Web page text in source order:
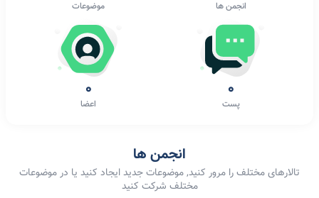
انجمن ها موضوعات
0
پست
0
اعضا
انجمن ها
تالارهای مختلف را مرور کنید, موضوعات جدید ایجاد کنید یا در موضوعات
مختلف شرکت کنید